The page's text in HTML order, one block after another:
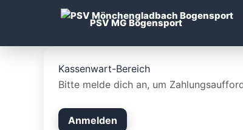
PSV MG Bogensport
Kassenwart-Bereich
Bitte melde dich an, um
Anmelden